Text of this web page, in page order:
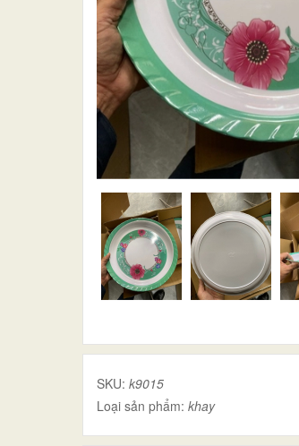
SKU: k9015
Loại sản phẩm: khay